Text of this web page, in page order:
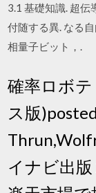
3.1 基礎知識. 超
付随する異. なる
相量子ビット，.
確率ロボ
ス版
イナビ出